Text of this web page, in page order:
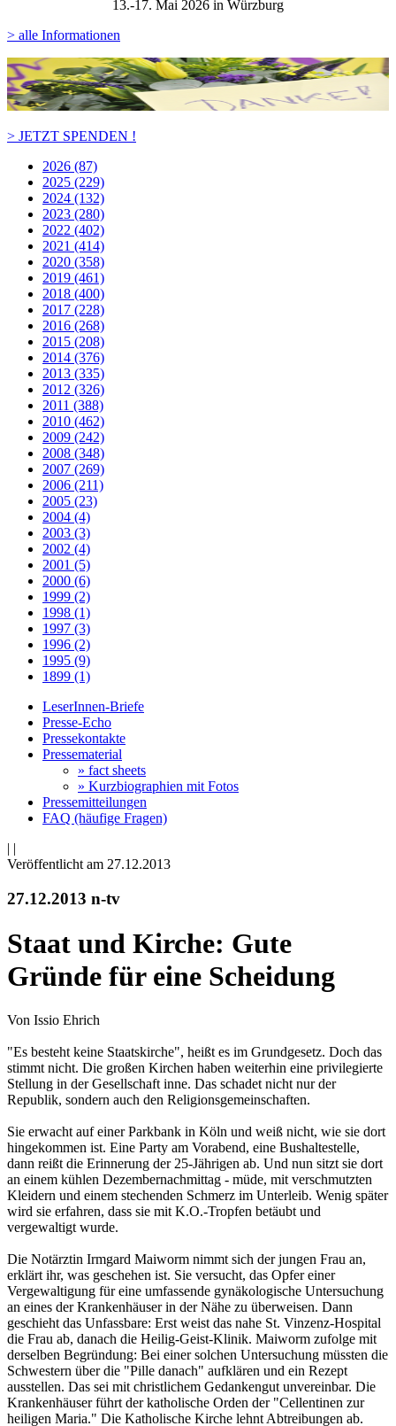
13.-17. Mai 2026 in Würzburg
> alle Informationen
> JETZT SPENDEN !
2026 (87)
2025 (229)
2024 (132)
2023 (280)
2022 (402)
2021 (414)
2020 (358)
2019 (461)
2018 (400)
2017 (228)
2016 (268)
2015 (208)
2014 (376)
2013 (335)
2012 (326)
2011 (388)
2010 (462)
2009 (242)
2008 (348)
2007 (269)
2006 (211)
2005 (23)
2004 (4)
2003 (3)
2002 (4)
2001 (5)
2000 (6)
1999 (2)
1998 (1)
1997 (3)
1996 (2)
1995 (9)
1899 (1)
LeserInnen-Briefe
Presse-Echo
Pressekontakte
Pressematerial
» fact sheets
» Kurzbiographien mit Fotos
Pressemitteilungen
FAQ (häufige Fragen)
| |
Veröffentlicht am 27­.12.2013
27.12.2013 n-tv
Staat und Kirche: Gute
Gründe für eine Scheidung
Von Issio Ehrich
"Es besteht keine Staatskirche", heißt es im Grundgesetz. Doch das
stimmt nicht. Die großen Kirchen haben weiterhin eine privilegierte
Stellung in der Gesellschaft inne. Das schadet nicht nur der
Republik, sondern auch den Religionsgemeinschaften.
Sie erwacht auf einer Parkbank in Köln und weiß nicht, wie sie dort
hingekommen ist. Eine Party am Vorabend, eine Bushaltestelle,
dann reißt die Erinnerung der 25-Jährigen ab. Und nun sitzt sie dort
an einem kühlen Dezembernachmittag - müde, mit verschmutzten
Kleidern und einem stechenden Schmerz im Unterleib. Wenig später
wird sie erfahren, dass sie mit K.O.-Tropfen betäubt und
vergewaltigt wurde.
Die Notärztin Irmgard Maiworm nimmt sich der jungen Frau an,
erklärt ihr, was geschehen ist. Sie versucht, das Opfer einer
Vergewaltigung für eine umfassende gynäkologische Untersuchung
an eines der Krankenhäuser in der Nähe zu überweisen. Dann
geschieht das Unfassbare: Erst weist das nahe St. Vinzenz-Hospital
die Frau ab, danach die Heilig-Geist-Klinik. Maiworm zufolge mit
derselben Begründung: Bei einer solchen Untersuchung müssten die
Schwestern über die "Pille danach" aufklären und ein Rezept
ausstellen. Das sei mit christlichem Gedankengut unvereinbar. Die
Krankenhäuser führt der katholische Orden der "Cellentinen zur
heiligen Maria." Die Katholische Kirche lehnt Abtreibungen ab.